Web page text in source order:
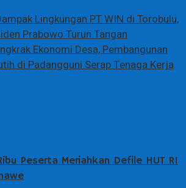
Lingkungan PT WIN di Torobulu,
Prabowo Turun Tangan
Ekonomi Desa, Pembangunan
di Padangguni Serap Tenaga Kerja
Peserta Meriahkan Defile HUT RI